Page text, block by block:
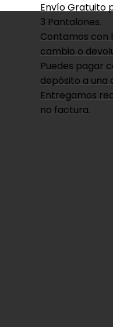
Envío Gratuito
3 Pantalones.
Contamos con
cambio o
Puedes pagar
depósito a una
Entregamos
no factura.